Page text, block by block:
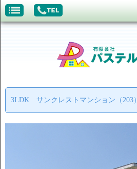
3LDK サンクレストマンション（203